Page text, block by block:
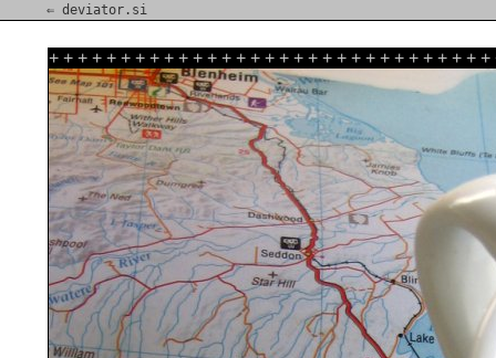
⇐ deviator.si
+ + + + + + + + + + + + + + + + + + + + + + + + + + + + + + +